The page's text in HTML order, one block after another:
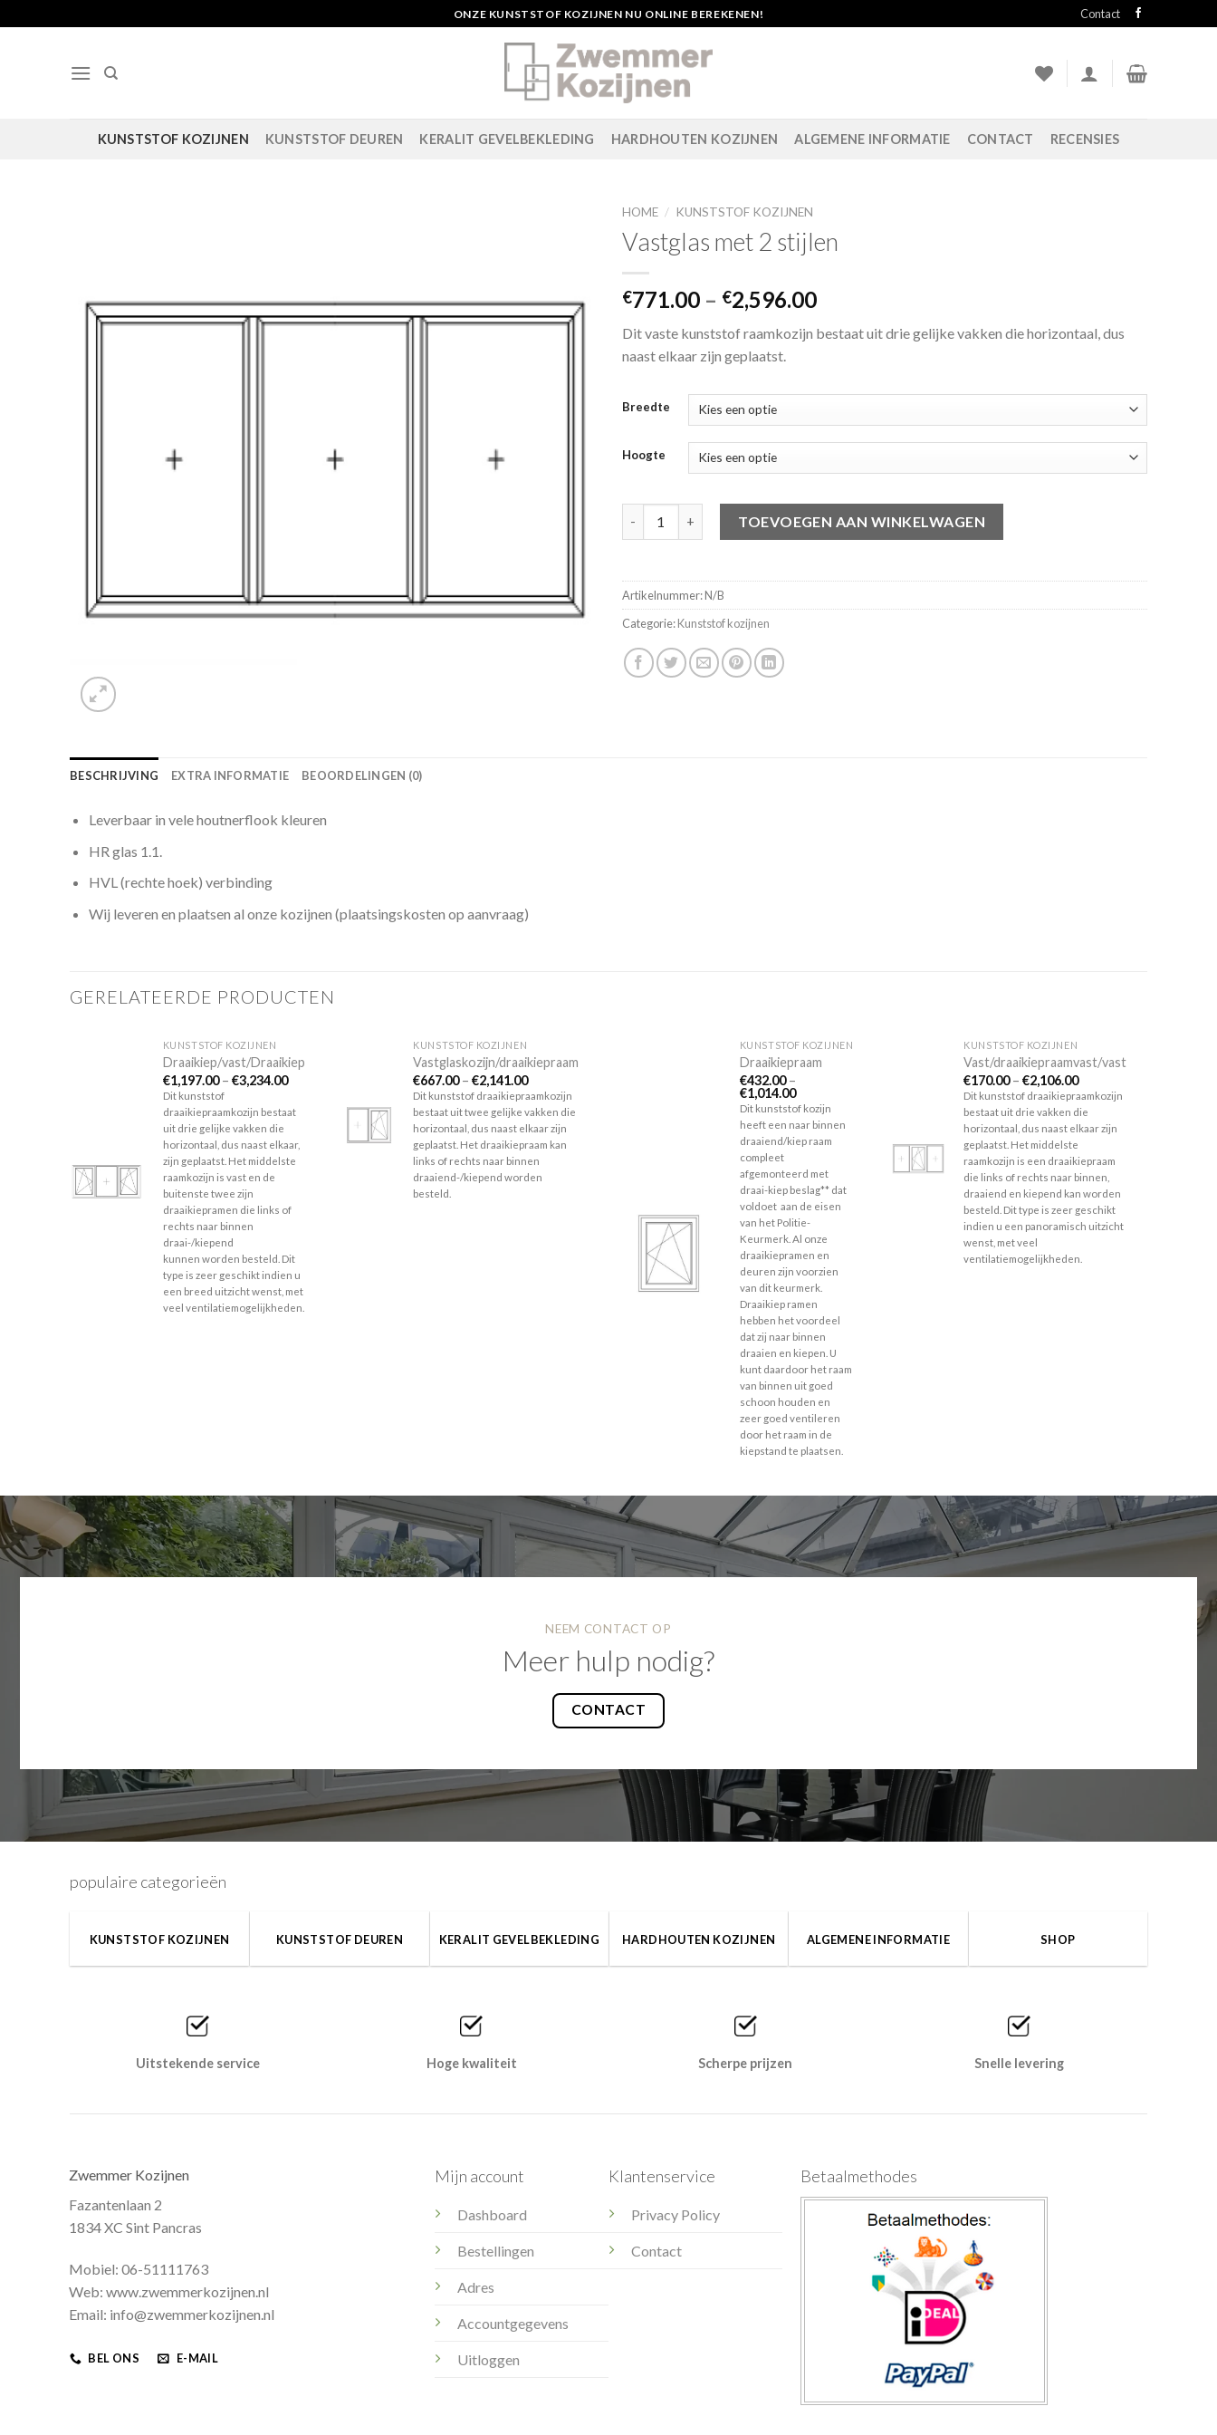
naar
ONZE KUNSTSTOF KOZIJNEN NU ONLINE BEREKENEN! Contact
KUNSTSTOF KOZIJNEN KUNSTSTOF DEUREN KERALIT GEVELBEKLEDING HARDHOUTEN KOZIJNEN ALGEMENE INFORMATIE CONTACT RECENSIES
aan
verlanglijst
HOME / KUNSTSTOF KOZIJNEN
Vastglas met 2 stijlen
€771.00 – €2,596.00
Dit vaste kunststof raamkozijn bestaat uit drie gelijke vakken die horizontaal, dus
naast elkaar zijn geplaatst.
Breedte
Hoogte
TOEVOEGEN AAN WINKELWAGEN
Artikelnummer:N/B
Categorie:Kunststof kozijnen
BESCHRIJVING EXTRA INFORMATIE BEOORDELINGEN (0)
Leverbaar in vele houtnerflook kleuren
HR glas 1.1.
HVL (rechte hoek) verbinding
Wij leveren en plaatsen al onze kozijnen (plaatsingskosten op aanvraag)
GERELATEERDE PRODUCTEN
KUNSTSTOF KOZIJNEN
Draaikiep/vast/Draaikiep
€1,197.00– €3,234.00
Dit kunststof
draaikiepraamkozijn bestaat
uit drie gelijke vakken die
horizontaal, dus naast elkaar,
zijn geplaatst. Het middelste
raamkozijn is vast en de
buitenste twee zijn
draaikiepramen die links of
rechts naar binnen
draai-/kiepend
kunnen worden besteld. Dit
type is zeer geschikt indien u
een breed uitzicht wenst, met
veel ventilatiemogelijkheden.
Toevoegen
aan
verlanglijst
KUNSTSTOF KOZIJNEN
Vastglaskozijn/draaikiepraam
€667.00–€2,141.00
Dit kunststof draaikiepraamkozijn
bestaat uit twee gelijke vakken die
horizontaal, dus naast elkaar zijn
geplaatst. Het draaikiepraam kan
links of rechts naar binnen
draaiend-/kiepend worden
besteld.
KUNSTSTOF KOZIJNEN
Draaikiepraam
€432.00–
€1,014.00
Dit kunststof kozijn
heeft een naar binnen
draaiend/kiep raam
compleet
afgemonteerd met
draai-kiep beslag** dat
voldoet aan de eisen
van het Politie-
Keurmerk. Al onze
draaikiepramen en
deuren zijn voorzien
van dit keurmerk.
Draaikiep ramen
hebben het voordeel
dat zij naar binnen
draaien en kiepen. U
kunt daardoor het raam
van binnen uit goed
schoon houden en
zeer goed ventileren
door het raam in de
kiepstand te plaatsen.
KUNSTSTOF KOZIJNEN
Vast/draaikiepraamvast/vast
€170.00–€2,106.00
Dit kunststof draaikiepraamkozijn
bestaat uit drie vakken die
horizontaal, dus naast elkaar zijn
geplaatst. Het middelste
raamkozijn is een draaikiepraam
die links of rechts naar binnen,
draaiend en kiepend kan worden
besteld. Dit type is zeer geschikt
indien u een panoramisch uitzicht
wenst, met veel
ventilatiemogelijkheden.
NEEM CONTACT OP
Meer hulp nodig?
CONTACT
populaire categorieën
KUNSTSTOF KOZIJNEN KUNSTSTOF DEUREN KERALIT GEVELBEKLEDING HARDHOUTEN KOZIJNEN ALGEMENE INFORMATIE SHOP
Uitstekende service Hoge kwaliteit Scherpe prijzen Snelle levering
Zwemmer Kozijnen
Fazantenlaan 2
1834 XC Sint Pancras
Mobiel: 06-51111763
Web: www.zwemmerkozijnen.nl
Email: info@zwemmerkozijnen.nl
BEL ONS E-MAIL
Mijn account
Dashboard
Bestellingen
Adres
Accountgegevens
Uitloggen
Klantenservice
Privacy Policy
Contact
Betaalmethodes